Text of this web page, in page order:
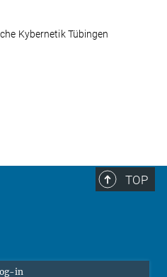
Kybernetik Tübingen
TOP
in